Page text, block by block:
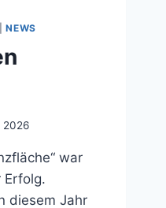
|NEWS
2026
war
Erfolg.
diesem Jahr